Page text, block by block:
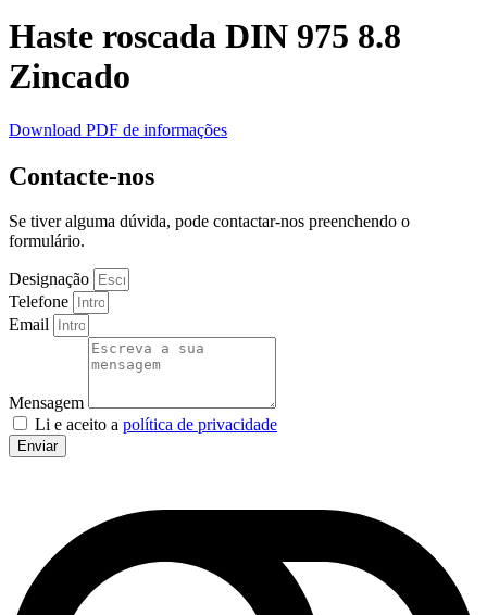
Haste roscada DIN 975 8.8
Zincado
Download PDF de informações
Contacte-nos
Se tiver alguma dúvida, pode contactar-nos preenchendo o
formulário.
Designação
Telefone
Email
Mensagem
Li e aceito a política de privacidade
Enviar